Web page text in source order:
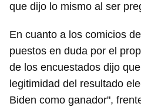
que dijo lo mismo al ser
En cuanto a los comicios
puestos en duda por el
de los encuestados dijo
legitimidad del resultado
Biden como ganador",